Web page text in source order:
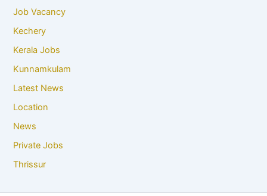
Job Vacancy
Kechery
Kerala Jobs
Kunnamkulam
Latest News
Location
News
Private Jobs
Thrissur